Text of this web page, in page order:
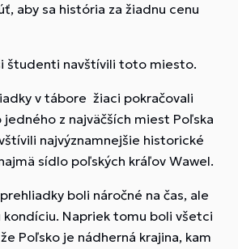
aby sa história za žiadnu cenu
študenti navštívili toto miesto.
v tábore žiaci pokračovali
z najväčších miest Poľska
najvýznamnejšie historické
sídlo poľských kráľov Wawel.
boli náročné na čas, ale
kondíciu. Napriek tomu boli všetci
Poľsko je nádherná krajina, kam